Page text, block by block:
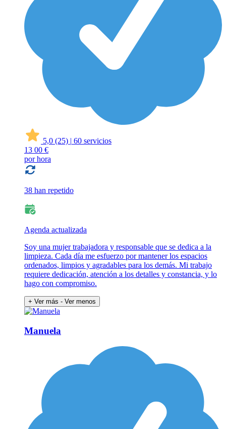
5,0 (25) | 60 servicios
13 00 €
por hora
38 han repetido
Agenda actualizada
Soy una mujer trabajadora y responsable que se dedica a la
limpieza. Cada día me esfuerzo por mantener los espacios
ordenados, limpios y agradables para los demás. Mi trabajo
requiere dedicación, atención a los detalles y constancia, y lo
hago con compromiso.
+ Ver más - Ver menos
Manuela